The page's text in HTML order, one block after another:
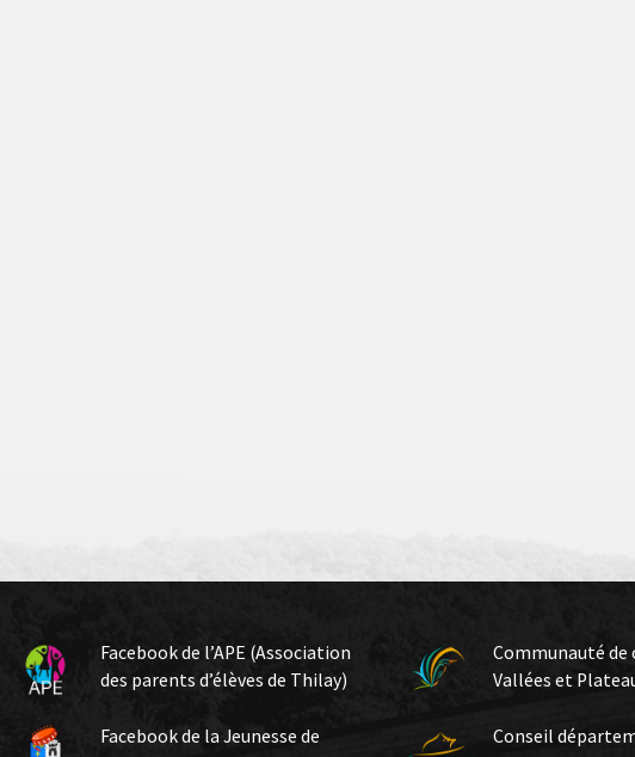
Facebook de l’APE (Association
des parents d’élèves de Thilay)
Facebook de la Jeunesse de
Communauté de
Vallées et
Conseil